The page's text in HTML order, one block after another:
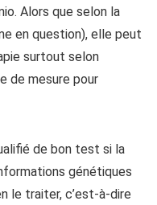
Alors que selon la
en question), elle peut
surtout selon
de mesure pour
de bon test si la
génétiques
le traiter, c’est-à-dire